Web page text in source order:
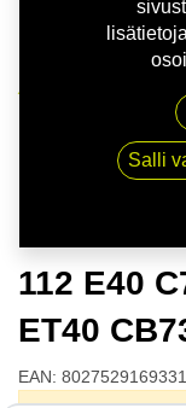
MSW 74
5/112 ET40
112 E40
ET40
EAN: 8027529169331
Salli